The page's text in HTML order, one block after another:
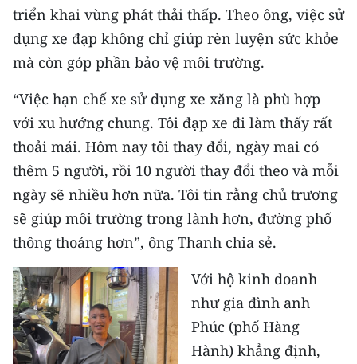
ENGLISH
中文
РУССКИЙ
ESPAÑOL
한국어
triển khai vùng phát thải thấp. Theo ông, việc sử
dụng xe đạp không chỉ giúp rèn luyện sức khỏe
mà còn góp phần bảo vệ môi trường.
“Việc hạn chế xe sử dụng xe xăng là phù hợp
với xu hướng chung. Tôi đạp xe đi làm thấy rất
thoải mái. Hôm nay tôi thay đổi, ngày mai có
thêm 5 người, rồi 10 người thay đổi theo và mỗi
ngày sẽ nhiều hơn nữa. Tôi tin rằng chủ trương
sẽ giúp môi trường trong lành hơn, đường phố
thông thoáng hơn”, ông Thanh chia sẻ.
Với hộ kinh doanh
như gia đình anh
Phúc (phố Hàng
Hành) khẳng định,